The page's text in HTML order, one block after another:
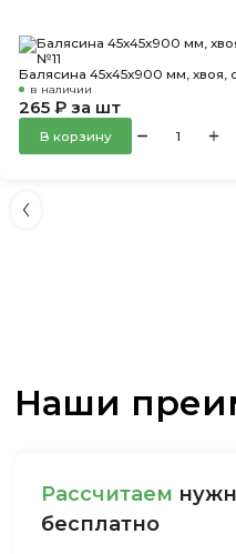
Балясина 45х45х900 мм, хвоя,
в наличии
265 ₽ за шт
В корзину
Наши
Рассчитаем
бесплатно